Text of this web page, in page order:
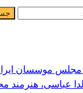
مجلس موسسان
عباسی، هنرمند